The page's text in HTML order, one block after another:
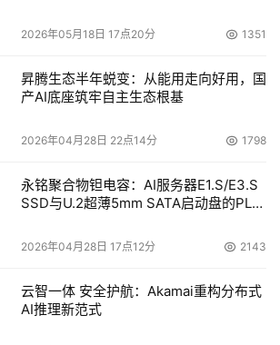
算济南中心是我国首台完全采用自主处理
级计算机的诞生地。在数字强省的建设过
,面向新一代信息技术领域,不仅成立了高
环保、新能源新材料、智能教育、智慧医
大应用需求领域开展应用关键技术攻关。
算济南中心已获批国家级、省部级科研
开,同月,国内首个超算互联网工程也在济
2026年05月18日 17点20分 1351
昇腾生态半年蜕变：从能用走向好用，国
产AI底座筑牢自主生态根基
2026年04月28日 22点14分 1798
永铭聚合物钽电容：AI服务器E1.S/E3.S
SSD与U.2超薄5mm SATA启动盘的PLP
2026年04月28日 17点12分 2143
云智一体 安全护航：Akamai重构分布式
AI推理新范式